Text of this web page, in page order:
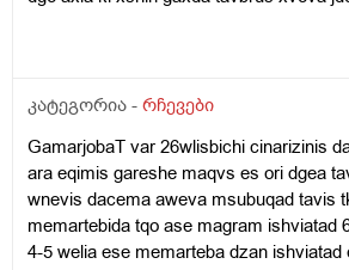
sheidzleba isec damemartos rom pexze
dgomisas vqanaob amis gamoadre
26is var wneva ro gavizome 100-50ze
davliebamiwia roca 110-70ze vatareb
80avide da odnav ganerviulebazec ki
es wamali mishvelis an wnevas dabla
კატეგორია - რჩევები
GamarjobaT var 26wlisbichi cinarizinis
ara eqimis gareshe maqvs es ori dgea
wnevis dacema aweva msubuqad tavis
memartebida tqo ase magram ishviatad
4-5 welia ese memarteba dzan ishviatad